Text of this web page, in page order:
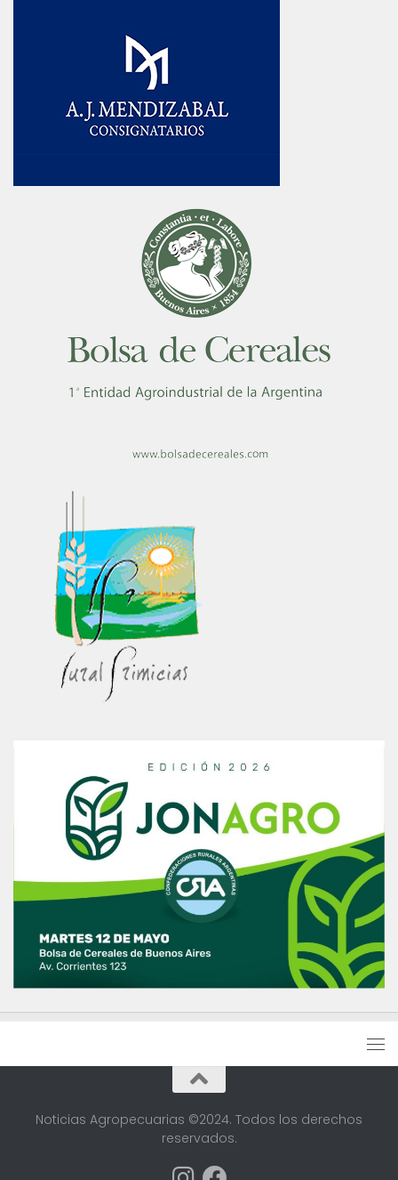
Noticias Agropecuarias ©2024. Todos los derechos
reservados.